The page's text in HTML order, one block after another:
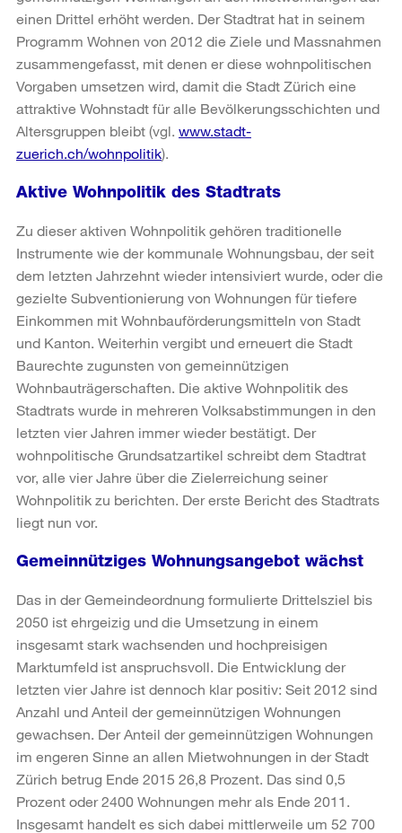
einen Drittel erhöht werden. Der Stadtrat hat in seinem
Programm Wohnen von 2012 die Ziele und Massnahmen
zusammengefasst, mit denen er diese wohnpolitischen
Vorgaben umsetzen wird, damit die Stadt Zürich eine
attraktive Wohnstadt für alle Bevölkerungsschichten und
Altersgruppen bleibt (vgl. www.stadt-
zuerich.ch/wohnpolitik).
Aktive Wohnpolitik des Stadtrats
Zu dieser aktiven Wohnpolitik gehören traditionelle
Instrumente wie der kommunale Wohnungsbau, der seit
dem letzten Jahrzehnt wieder intensiviert wurde, oder die
gezielte Subventionierung von Wohnungen für tiefere
Einkommen mit Wohnbauförderungsmitteln von Stadt
und Kanton. Weiterhin vergibt und erneuert die Stadt
Baurechte zugunsten von gemeinnützigen
Wohnbauträgerschaften. Die aktive Wohnpolitik des
Stadtrats wurde in mehreren Volksabstimmungen in den
letzten vier Jahren immer wieder bestätigt. Der
wohnpolitische Grundsatzartikel schreibt dem Stadtrat
vor, alle vier Jahre über die Zielerreichung seiner
Wohnpolitik zu berichten. Der erste Bericht des Stadtrats
liegt nun vor.
Gemeinnütziges Wohnungsangebot wächst
Das in der Gemeindeordnung formulierte Drittelsziel bis
2050 ist ehrgeizig und die Umsetzung in einem
insgesamt stark wachsenden und hochpreisigen
Marktumfeld ist anspruchsvoll. Die Entwicklung der
letzten vier Jahre ist dennoch klar positiv: Seit 2012 sind
Anzahl und Anteil der gemeinnützigen Wohnungen
gewachsen. Der Anteil der gemeinnützigen Wohnungen
im engeren Sinne an allen Mietwohnungen in der Stadt
Zürich betrug Ende 2015 26,8 Prozent. Das sind 0,5
Prozent oder 2400 Wohnungen mehr als Ende 2011.
Insgesamt handelt es sich dabei mittlerweile um 52 700